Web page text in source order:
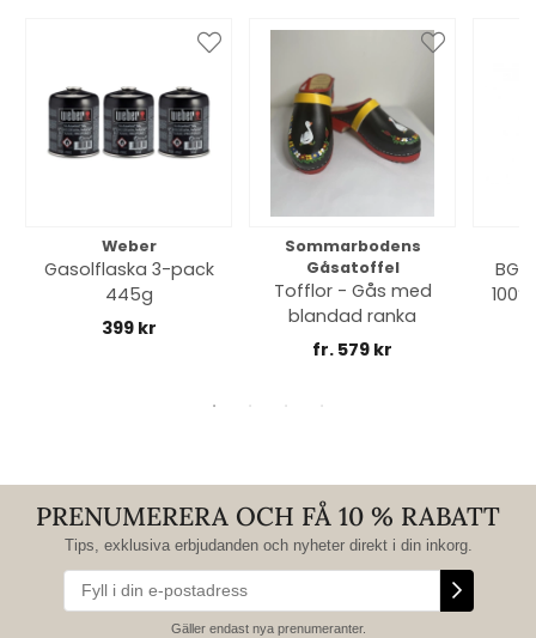
Weber
Gasolflaska 3-pack
445g
399 kr
Sommarbodens
Gåsatoffel
Tofflor - Gås med
blandad ranka
fr. 579 kr
PRENUMERERA OCH FÅ 10 % RABATT
Tips, exklusiva erbjudanden och nyheter direkt i din inkorg.
Gäller endast nya prenumeranter.